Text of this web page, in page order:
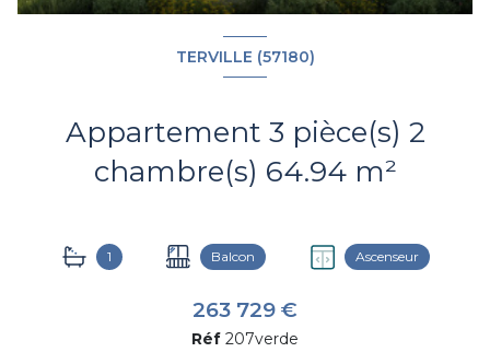
TERVILLE (57180)
Appartement 3 pièce(s) 2
chambre(s) 64.94 m²
1 Balcon Ascenseur
263 729 €
Réf 207verde